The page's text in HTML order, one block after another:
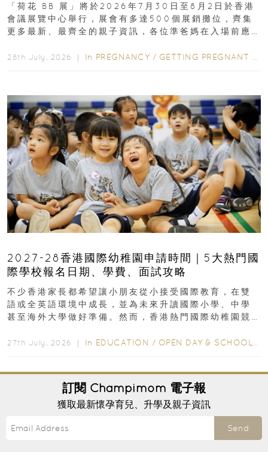
「荷花 BB 展」將於2026年7月30日至8月2日於香港
會議展覽中心舉行，展會有多達500個展銷攤位，齊集
更多最新、最齊全的親子資訊，各位準爸媽在入場前應
28th July, 2026 ｜ In PREGNANCY / GETTING PREGNANT
2027-28香港國際幼稚園申請時間｜5大熱門國
際學校報名日期、學費、面試攻略
不少香港家長都希望讓小朋友從小接受國際教育，在雙
語或全英語環境中成長，並為未來升讀國際小學、中學
甚至海外大學做好準備。然而，香港熱門國際幼稚園競
27th July, 2026 ｜ In EDUCATION / OPEN DAY & SCHOOL EVENTS
訂閱 Champimom 電子報
獲取最新懷孕育兒、升學及親子資訊
Send